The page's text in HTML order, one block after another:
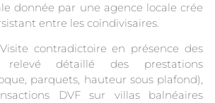
donnée par une agence locale crée
entre les coïndivisaires.
contradictoire en présence des
relevé détaillé des prestations
parquets, hauteur sous plafond),
DVF sur villas balnéaires